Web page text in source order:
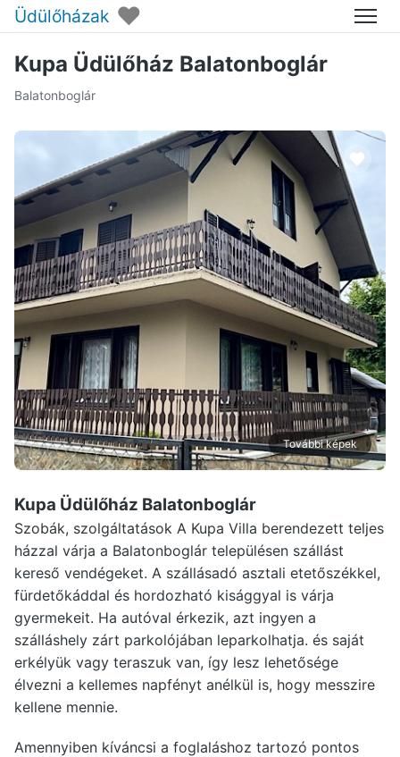
Üdülőházak ♥ Menü
Kupa Üdülőház Balatonboglár
Balatonboglár
További képek
Kupa Üdülőház Balatonboglár
Szobák, szolgáltatások A Kupa Villa berendezett teljes
házzal várja a Balatonboglár településen szállást
kereső vendégeket. A szállásadó asztali etetőszékkel,
fürdetőkáddal és hordozható kisággyal is várja
gyermekeit. Ha autóval érkezik, azt ingyen a
szálláshely zárt parkolójában leparkolhatja. és saját
erkélyük vagy teraszuk van, így lesz lehetősége
élvezni a kellemes napfényt anélkül is, hogy messzire
kellene mennie.
Amennyiben kíváncsi a foglaláshoz tartozó pontos